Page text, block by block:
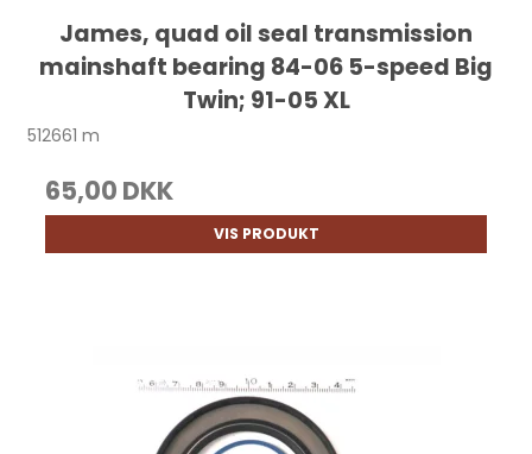
James, quad oil seal transmission
mainshaft bearing 84-06 5-speed Big
Twin; 91-05 XL
512661 m
65,00 DKK
VIS PRODUKT